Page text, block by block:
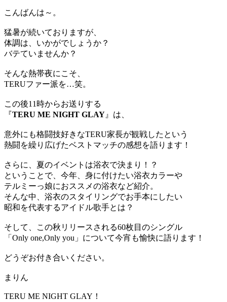
こんばんは～。
猛暑が続いておりますが、
体調は、いかがでしょうか？
バテていませんか？
そんな熱帯夜にこそ、
TERUファー派を…笑。
この後11時からお送りする
『TERU ME NIGHT GLAY 』は、
意外にも格闘技好きなTERU家長が観戦したという
熱闘を繰り広げたベストマッチの感想を語ります！
さらに、夏のイベントは浴衣で決まり！？
ということで、今年、身に付けたい浴衣カラーや
テルミーっ娘におススメの浴衣など紹介。
そんな中、浴衣のスタイリングでお手本にしたい
昭和を代表するアイドル歌手とは？
そして、この秋リリースされる60枚目のシングル
「Only one,Only you」について今宵も愉快に語ります！
どうぞお付き合いください。
まりん
TERU ME NIGHT GLAY！